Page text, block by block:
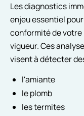
Les diagnostics
enjeu essentiel
conformité de votre
vigueur. Ces
visent à détecter
l'amiante
le plomb
les termites